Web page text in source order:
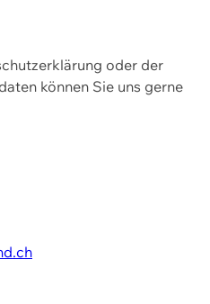
oder der
können Sie uns gerne